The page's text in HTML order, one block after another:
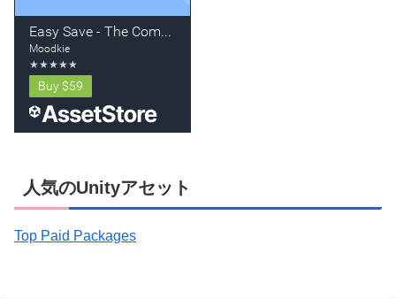
人気のUnityアセット
Top Paid Packages